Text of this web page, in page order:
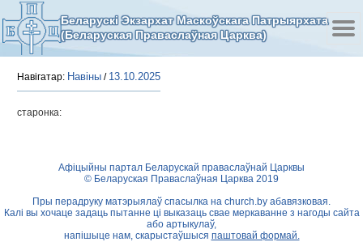
Беларускі Экзархат Маскоўскага Патрыярхата
(Беларуская Праваслаўная Царква)
Навігатар: Навіны / 13.10.2025
старонка:
Афіцыйны партал Беларускай праваслаўнай Царквы
© Беларуская Праваслаўная Царква 2019
Пры перадруку матэрыялаў спасылка на church.by абавязковая.
Калі вы хочаце задаць пытанне ці выказаць свае меркаванне з нагоды сайта
або артыкулаў,
напішыце нам, скарыстаўшыся паштовай формай.